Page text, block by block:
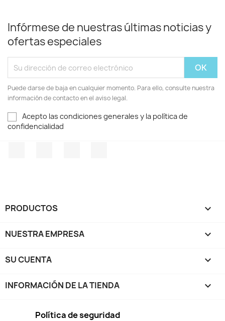
Infórmese de nuestras últimas noticias y
ofertas especiales
Puede darse de baja en cualquier momento. Para ello, consulte nuestra
información de contacto en el aviso legal.
Acepto las condiciones generales y la política de
confidencialidad
PRODUCTOS 
NUESTRA EMPRESA 
SU CUENTA 
INFORMACIÓN DE LA TIENDA keyboard_arrow_down
Política de seguridad